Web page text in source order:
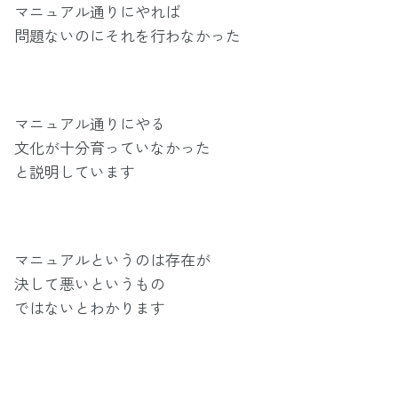
マニュアル通りにやれば
問題ないのにそれを行わなかった
マニュアル通りにやる
文化が十分育っていなかった
と説明しています
マニュアルというのは存在が
決して悪いというもの
ではないとわかります